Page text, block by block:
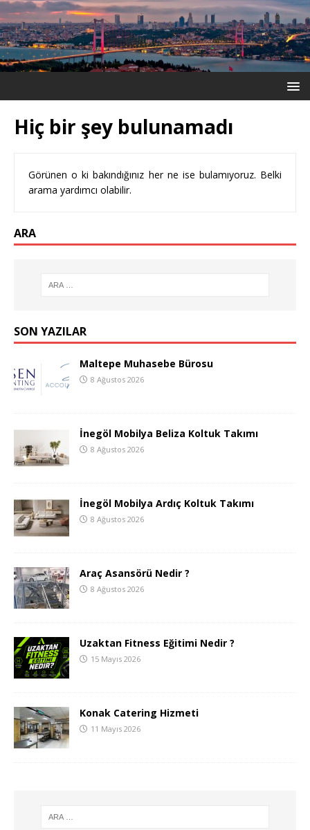
Hiç bir şey bulunamadı
Görünen o ki bakındığınız her ne ise bulamıyoruz. Belki
arama yardımcı olabilir.
ARA
SON YAZILAR
Maltepe Muhasebe Bürosu
8 Ağustos 2026
İnegöl Mobilya Beliza Koltuk Takımı
8 Ağustos 2026
İnegöl Mobilya Ardıç Koltuk Takımı
8 Ağustos 2026
Araç Asansörü Nedir ?
8 Ağustos 2026
Uzaktan Fitness Eğitimi Nedir ?
15 Mayıs 2026
Konak Catering Hizmeti
11 Mayıs 2026